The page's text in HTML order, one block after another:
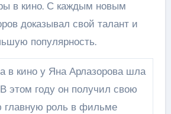
в кино. С каждым новым
доказывал свой талант и
популярность.
в кино у Яна Арлазорова шла
В этом году он получил свою
главную роль в фильме